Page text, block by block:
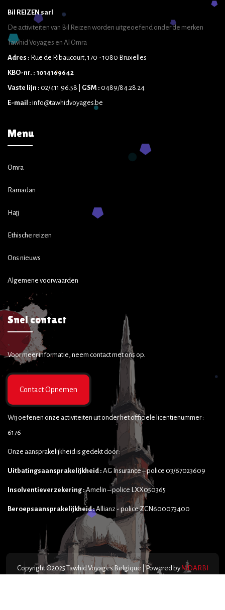
Bil REIZEN sarl
De activiteiten van Bil Reizen worden uitgeoefend onder de merken
Tawhid Voyages en Al Omra
Adres : Rue de Ribaucourt, 170 - 1080 Bruxelles
KBO-nr. : 1014169642
Vaste lijn : 02/411.96.58 | GSM : 0489/84.28.24
E-mail : info@tawhidvoyages.be
Menu
Omra
Ramadan
Hajj
Ethische reizen
Ons nieuws
Algemene voorwaarden
Snel contact
Voor meer informatie, neem contact met ons op.
Contact Opnemen
Wij oefenen onze activiteiten uit onder het officiële licentienummer :
6176
Onze aansprakelijkheid is gedekt door :
Uitbatingsaansprakelijkheid : AG Insurance – police 03/67023609
Insolventieverzekering :Amelin – police LXX050365
Beroepsaansprakelijkheid :Allianz - police ZCN600073400
Copyright ©2025 Tawhid Voyages Belgique | Powered by MDARBI